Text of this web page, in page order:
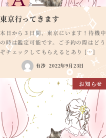
東京行ってきます
本日から３日間、東京にいます！待機中
の時は鑑定可能です。ご予約の際はどう
ぞチェックしてもらえるとあり […]
有沙 2022年9月23日
お知らせ